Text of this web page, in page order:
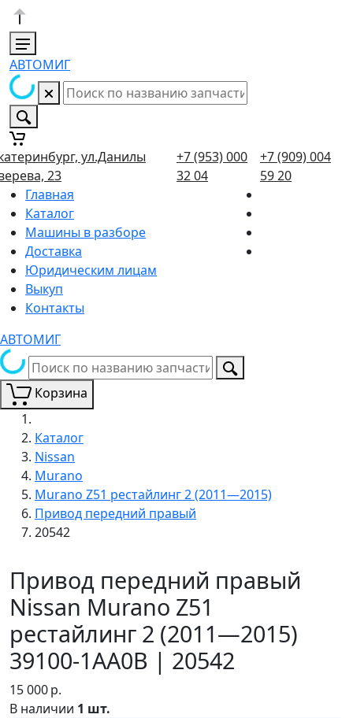
АВТОМИГ
ул.Данилы
23
+7 (953) 000
32 04
+7 (909) 004
59 20
Главная
Каталог
Машины в разборе
Доставка
Юридическим лицам
Выкуп
Контакты
АВТОМИГ
Корзина
Каталог
Nissan
Murano
Murano Z51 рестайлинг 2 (2011—2015)
Привод передний правый
20542
Привод передний правый
Nissan Murano Z51
рестайлинг 2 (2011—2015)
39100-1AA0B | 20542
15 000р.
В наличии 1 шт.